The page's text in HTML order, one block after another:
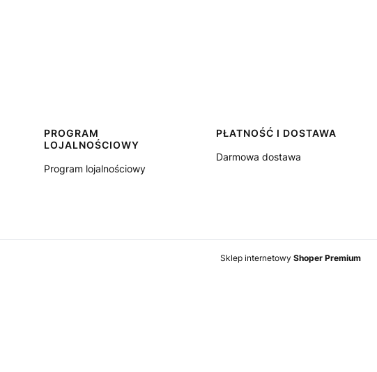
PROGRAM
LOJALNOŚCIOWY
Program lojalnościowy
PŁATNOŚĆ I DOSTAWA
Darmowa dostawa
Sklep internetowy Shoper Premium